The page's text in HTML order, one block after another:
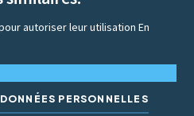
autoriser leur utilisationEn
PERSONNELLES